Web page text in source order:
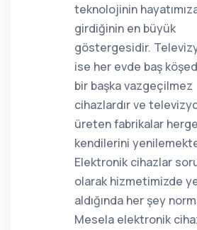
teknolojinin
girdiğinin en büyük
göstergesidir.
ise her evde baş
bir başka vazgeçilmez
cihazlardır ve
üreten fabrikalar
kendilerini
Elektronik cihazlar
olarak hizmetimizde
aldığında her şey
Mesela elektronik